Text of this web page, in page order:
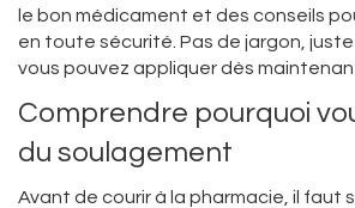
le bon médicament et des conseils
en toute sécurité. Pas de jargon,
vous pouvez appliquer dès
Comprendre pourquoi
du soulagement
Avant de courir à la pharmacie, il faut